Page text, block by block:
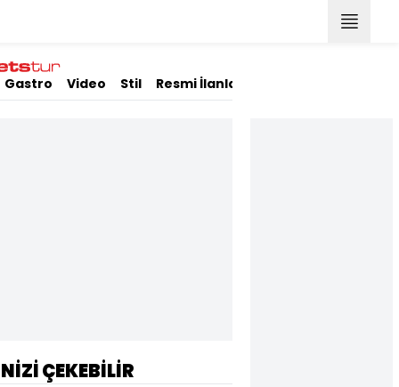
Gastro Video Stil Resmi İlanlar
ÇEKEBİLİR